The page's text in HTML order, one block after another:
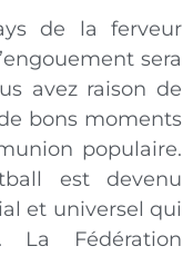
de la ferveur
sera
avez raison de
bons moments
populaire.
est devenu
et universel qui
Fédération